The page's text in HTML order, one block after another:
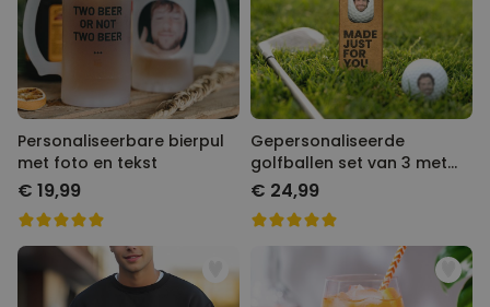
Personaliseerbare bierpul
met foto en tekst
€ 19,99
Gepersonaliseerde golfballen
set van 3 met Foto
€ 24,99